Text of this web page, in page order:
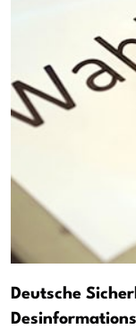
Deutsche